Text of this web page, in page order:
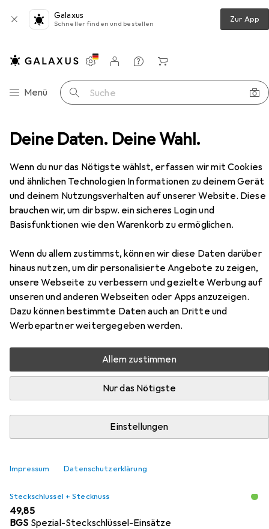
Deine Daten. Deine Wahl.
Wenn du nur das Nötigste wählst, erfassen wir mit Cookies
und ähnlichen Technologien Informationen zu deinem Gerät
und deinem Nutzungsverhalten auf unserer Website. Diese
brauchen wir, um dir bspw. ein sicheres Login und
Basisfunktionen wie den Warenkorb zu ermöglichen.
Wenn du allem zustimmst, können wir diese Daten darüber
hinaus nutzen, um dir personalisierte Angebote zu zeigen,
unsere Webseite zu verbessern und gezielte Werbung auf
unseren und anderen Webseiten oder Apps anzuzeigen.
Dazu können bestimmte Daten auch an Dritte und
Werbepartner weitergegeben werden.
Allem zustimmen
Nur das Nötigste
Einstellungen
Impressum Datenschutzerklärung
Galaxus
Schneller finden und bestellen Zur App
Navigation nach Kategorien
Menü Suche
Einstellungen
Kundenkonto
Vergleichslisten
Merklisten
Warenkorb
Drehmomentschlüssel Wera 400 TX 25/5,0 Nm
EUR
51,92
Wera 400 TX 25/5,0 Nm
3/8", 5 Nm
Zubehör für Wera 400 TX 25/5,0
Nm
Hier findest du passendes Zubehör zum Produkt Wera
400 TX 25/5,0 Nm aus den Kategorien Steckschlüssel +
Steckschlüssel + Stecknuss
Relevanz
Produktliste
Steckschlüssel + Stecknuss
EUR
49,85
BGS Spezial-Steckschlüssel-Einsätze